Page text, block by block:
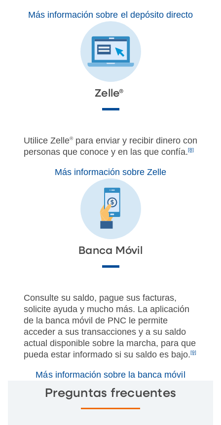
Más información sobre el depósito directo
Zelle®
Utilice Zelle®para enviar y recibir dinero con
personas que conoce y en las que confía.[8]
Más información sobre Zelle
Banca Móvil
Consulte su saldo, pague sus facturas,
solicite ayuda y mucho más. La aplicación
de la banca móvil de PNC le permite
acceder a sus transacciones y a su saldo
actual disponible sobre la marcha, para que
pueda estar informado si su saldo es bajo.[9]
Más información sobre la banca móvil
Preguntas frecuentes